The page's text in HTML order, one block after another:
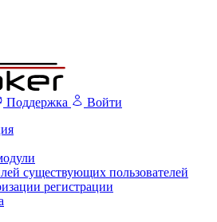
Поддержка
Войти
существующих пользователей
регистрации